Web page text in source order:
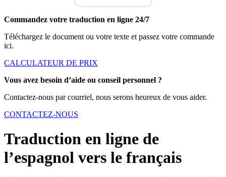
Commandez votre traduction en ligne 24/7
Téléchargez le document ou votre texte et passez votre commande
ici.
CALCULATEUR DE PRIX
Vous avez besoin d’aide ou conseil personnel ?
Contactez-nous par courriel, nous serons heureux de vous aider.
CONTACTEZ-NOUS
Traduction en ligne de
l’espagnol vers le français